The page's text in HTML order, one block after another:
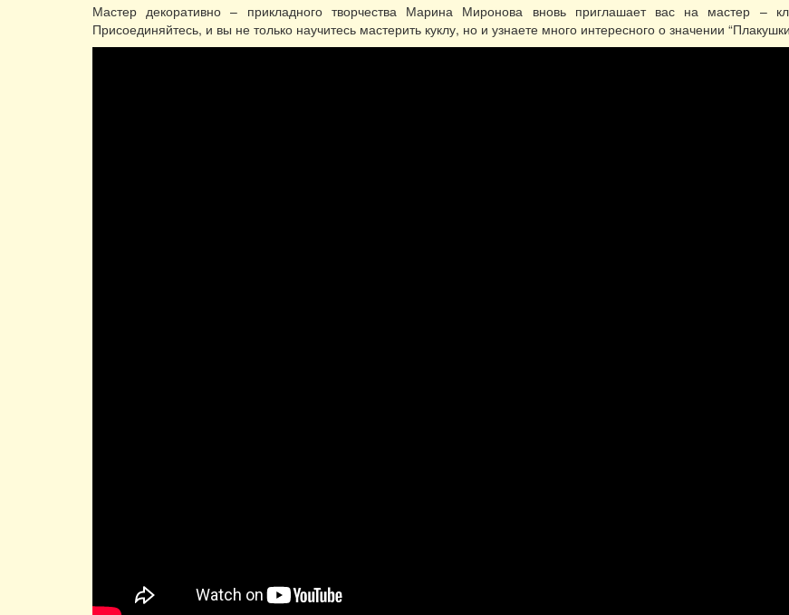
Мастер декоративно – прикладного творчества Марина Миронова вновь приглашает вас на мастер –
Присоединяйтесь, и вы не только научитесь мастерить куклу, но и узнаете много интересного о значении